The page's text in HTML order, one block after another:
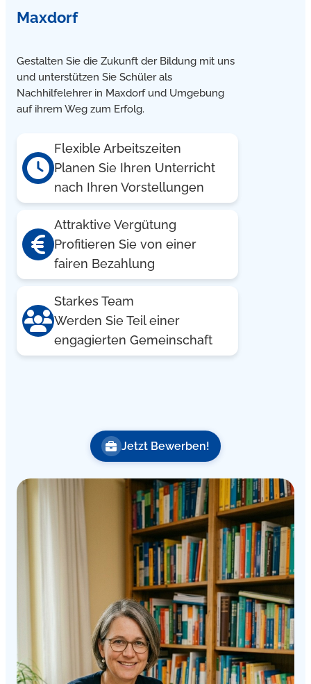
Maxdorf
Gestalten Sie die Zukunft der Bildung mit uns
und unterstützen Sie Schüler als
Nachhilfelehrer in Maxdorf und Umgebung
auf ihrem Weg zum Erfolg.
Flexible Arbeitszeiten
Planen Sie Ihren Unterricht
nach Ihren Vorstellungen
Attraktive Vergütung
Profitieren Sie von einer
fairen Bezahlung
Starkes Team
Werden Sie Teil einer
engagierten Gemeinschaft
Jetzt Bewerben!